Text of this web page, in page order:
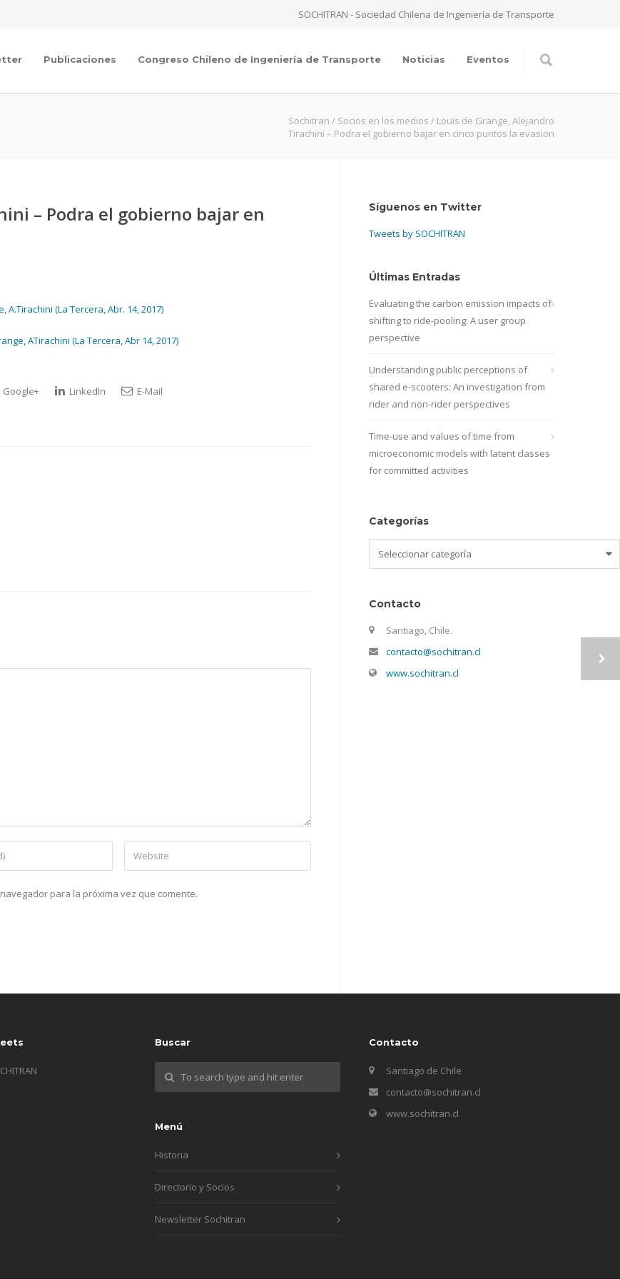
SOCHITRAN - Sociedad Chilena de Ingeniería de Transporte
Publicaciones Congreso Chileno de Ingeniería de Transporte Noticias Eventos
Sochitran / Socios en los medios / Louis de Grange, Alejandro
Tirachini – Podra el gobierno bajar en cinco puntos la evasion
– Podra el gobierno bajar en
(La Tercera, Abr. 14, 2017)
ATirachini (La Tercera, Abr 14, 2017)
Google+ LinkedIn E-Mail
para la próxima vez que comente.
Síguenos en Twitter
Tweets by SOCHITRAN
Últimas Entradas
Evaluating the carbon emission impacts of
shifting to ride-pooling: A user group
perspective
Understanding public perceptions of
shared e-scooters: An investigation from
rider and non-rider perspectives
Time-use and values of time from
microeconomic models with latent classes
for committed activities
Categorías
Contacto
Santiago, Chile.
contacto@sochitran.cl
www.sochitran.cl
Buscar
Menú
Historia
Directorio y Socios
Newsletter Sochitran
Contacto
Santiago de Chile
contacto@sochitran.cl
www.sochitran.cl